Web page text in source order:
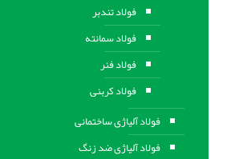
فولاد تندبر
فولاد سمانته
فولاد فنر
فولاد کربنی
فولاد آلیاژی ساختمانی
فولاد آلیاژی ضد زنگ